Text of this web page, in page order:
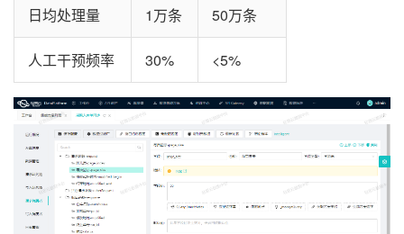
日均处理量 1万条 50万条
人工干预频率 30% <5%